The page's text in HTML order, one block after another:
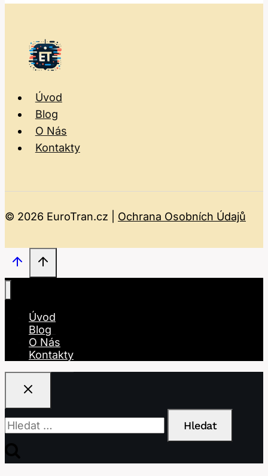
Úvod
Blog
O Nás
Kontakty
© 2026 EuroTran.cz | Ochrana Osobních Údajů
Úvod
Blog
O Nás
Kontakty
Vyhledávání